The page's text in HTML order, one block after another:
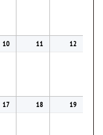
10 11 12
17 18 19